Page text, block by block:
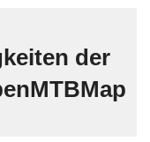
der